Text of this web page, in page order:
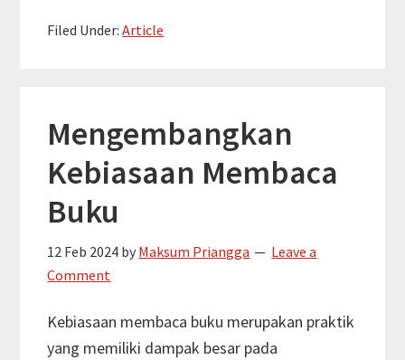
Manfaat
Filed Under:Article
Mengembangkan
Kebiasaan Membaca
Buku
12 Feb 2024 by Maksum Priangga
Leave a
Comment
Kebiasaan membaca buku merupakan praktik
yang memiliki dampak besar pada